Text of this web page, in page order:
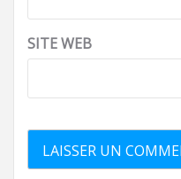
SITE WEB